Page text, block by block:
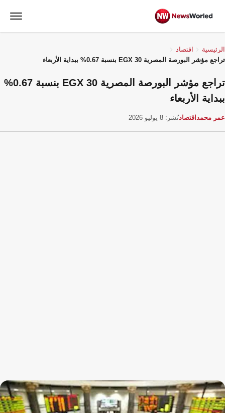
الرئيسية
اقتصاد
تراجع مؤشر البورصة المصرية EGX 30 بنسبة 0.67% ببداية الأربعاء
تراجع مؤشر البورصة المصرية EGX 30 بنسبة 0.67%
ببداية الأربعاء
عمر محمد اقتصادنُشر: 8 يوليو 2026